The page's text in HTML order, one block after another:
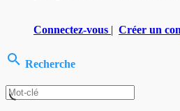
Connectez-vous | Créer un
Recherche